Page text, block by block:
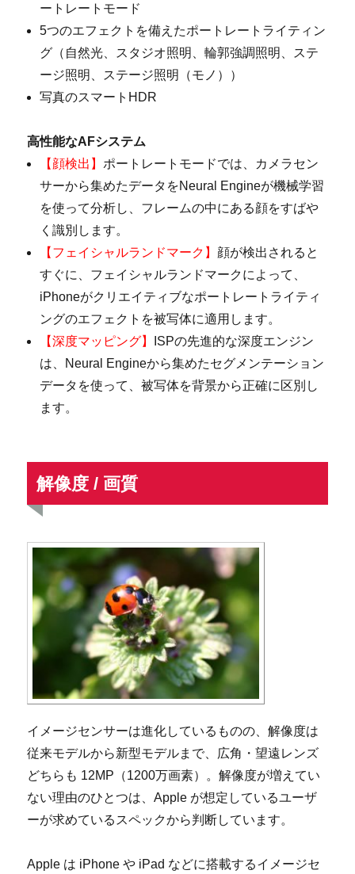
ートレートモード
5つのエフェクトを備えたポートレートライティン
グ（自然光、スタジオ照明、輪郭強調照明、ステ
ージ照明、ステージ照明（モノ））
写真のスマートHDR
高性能なAFシステム
【顔検出】 ポートレートモードでは、カメラセン
サーから集めたデータをNeural Engineが機械学習
を使って分析し、フレームの中にある顔をすばや
く識別します。
【フェイシャルランドマーク】 顔が検出されると
すぐに、フェイシャルランドマークによって、
iPhoneがクリエイティブなポートレートライティ
ングのエフェクトを被写体に適用します。
【深度マッピング】
ISPの先進的な深度エンジン
は、Neural Engineから集めたセグメンテーション
データを使って、被写体を背景から正確に区別し
ます。
解像度 / 画質
イメージセンサーは進化しているものの、解像度は
従来モデルから新型モデルまで、広角・望遠レンズ
どちらも 12MP（1200万画素）。解像度が増えてい
ない理由のひとつは、Apple が想定しているユーザ
ーが求めているスペックから判断しています。
Apple は iPhone や iPad などに搭載するイメージセ